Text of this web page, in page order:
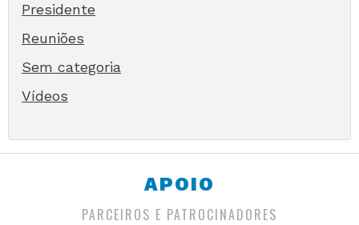
Presidente
Reuniões
Sem categoria
Vídeos
APOIO
PARCEIROS E PATROCINADORES